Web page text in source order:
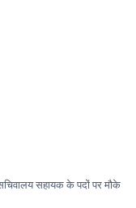
सहायक के पदों पर मौके